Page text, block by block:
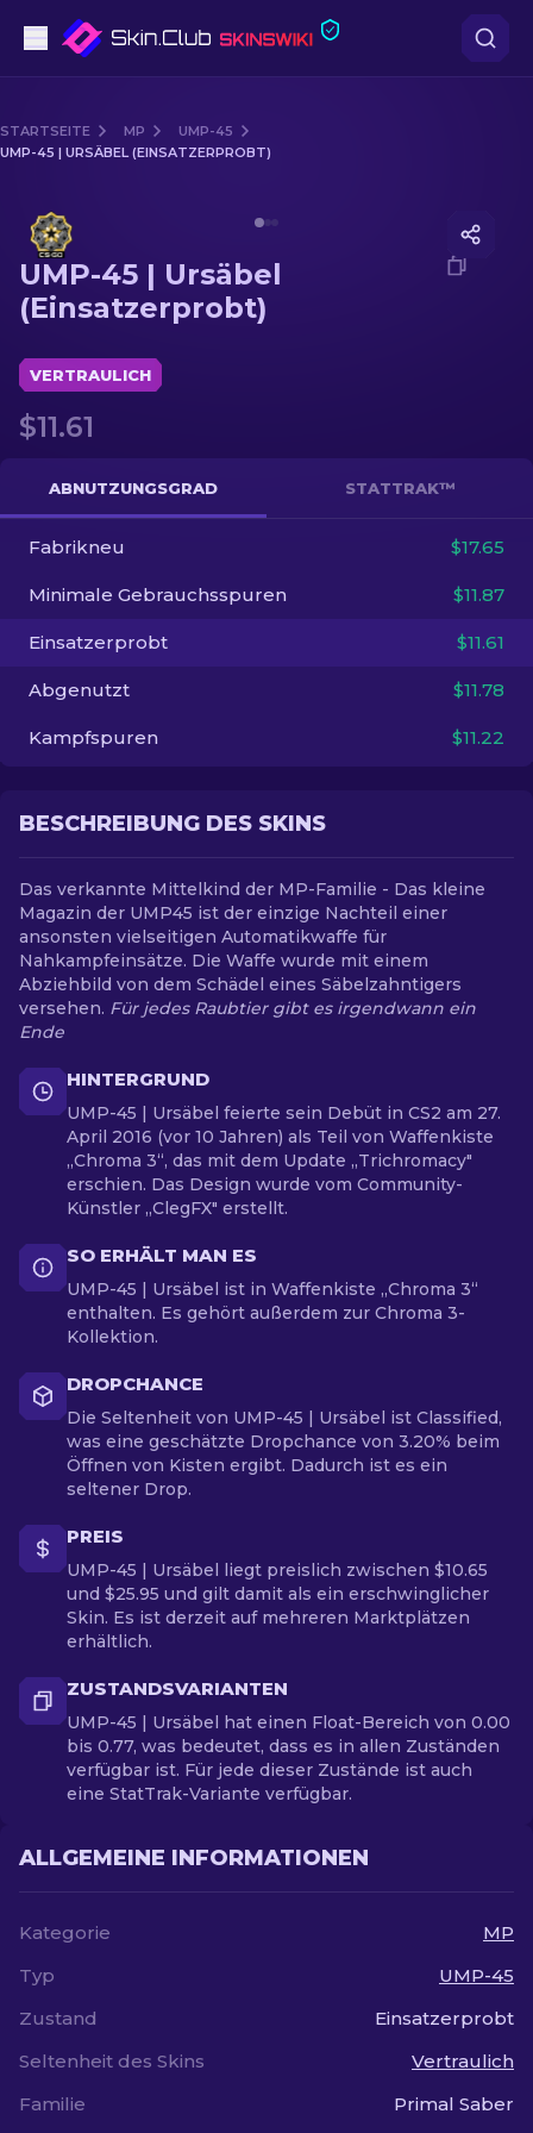
Mittelklasse
Gewehr
Scharfschützengewehr
Handschuh
Andere
DE
STARTSEITE MP
UMP-45
UMP-45 | URSÄBEL (EINSATZERPROBT)
UMP-45 | Ursäbel
(Einsatzerprobt)
VERTRAULICH
$11.61
ABNUTZUNGSGRAD STATTRAK™
Fabrikneu $17.65
Minimale Gebrauchsspuren $11.87
Einsatzerprobt $11.61
Abgenutzt $11.78
Kampfspuren $11.22
BESCHREIBUNG DES SKINS
Das verkannte Mittelkind der MP-Familie - Das kleine
Magazin der UMP45 ist der einzige Nachteil einer
ansonsten vielseitigen Automatikwaffe für
Nahkampfeinsätze. Die Waffe wurde mit einem
Abziehbild von dem Schädel eines Säbelzahntigers
versehen. Für jedes Raubtier gibt es irgendwann ein
Ende
HINTERGRUND
UMP-45 | Ursäbel feierte sein Debüt in CS2 am 27.
April 2016 (vor 10 Jahren) als Teil von Waffenkiste
„Chroma 3“, das mit dem Update „Trichromacy"
erschien. Das Design wurde vom Community-
Künstler „ClegFX" erstellt.
SO ERHÄLT MAN ES
UMP-45 | Ursäbel ist in Waffenkiste „Chroma 3“
enthalten. Es gehört außerdem zur Chroma 3-
Kollektion.
DROPCHANCE
Die Seltenheit von UMP-45 | Ursäbel ist Classified,
was eine geschätzte Dropchance von 3.20% beim
Öffnen von Kisten ergibt. Dadurch ist es ein
seltener Drop.
PREIS
UMP-45 | Ursäbel liegt preislich zwischen $10.65
und $25.95 und gilt damit als ein erschwinglicher
Skin. Es ist derzeit auf mehreren Marktplätzen
erhältlich.
ZUSTANDSVARIANTEN
UMP-45 | Ursäbel hat einen Float-Bereich von 0.00
bis 0.77, was bedeutet, dass es in allen Zuständen
verfügbar ist. Für jede dieser Zustände ist auch
eine StatTrak-Variante verfügbar.
ALLGEMEINE INFORMATIONEN
Kategorie
MP
Typ
UMP-45
Zustand
Einsatzerprobt
Seltenheit des Skins
Vertraulich
Familie
Primal Saber